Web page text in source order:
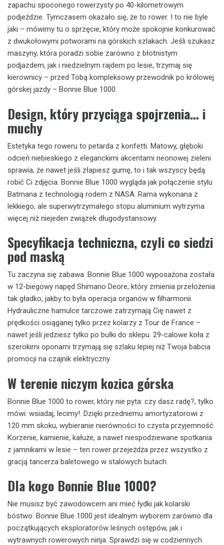
zapachu spoconego rowerzysty po 40-kilometrowym
podjeździe. Tymczasem okazało się, że to rower. I to nie byle
jaki – mówimy tu o sprzęcie, który może spokojnie konkurować
z dwukołowymi potworami na górskich szlakach. Jeśli szukasz
maszyny, która poradzi sobie zarówno z błotnistym
podjazdem, jak i niedzielnym rajdem po lesie, trzymaj się
kierownicy – przed Tobą kompleksowy przewodnik po królowej
górskej jazdy – Bonnie Blue 1000.
Design, który przyciąga spojrzenia… i
muchy
Estetyka tego roweru to petarda z konfetti. Matowy, głęboki
odcień niebieskiego z eleganckimi akcentami neonowej zieleni
sprawia, że nawet jeśli złapiesz gumę, to i tak wszyscy będą
robić Ci zdjęcia. Bonnie Blue 1000 wygląda jak połączenie stylu
Batmana z technologią rodem z NASA. Rama wykonana z
lekkiego, ale superwytrzymałego stopu aluminium wytrzyma
więcej niż niejeden związek długodystansowy.
Specyfikacja techniczna, czyli co siedzi
pod maską
Tu zaczyna się zabawa. Bonnie Blue 1000 wyposażona została
w 12-biegowy napęd Shimano Deore, który zmienia przełożenia
tak gładko, jakby to była operacja organów w filharmonii.
Hydrauliczne hamulce tarczowe zatrzymają Cię nawet z
prędkości osiąganej tylko przez kolarzy z Tour de France –
nawet jeśli jedziesz tylko po bułki do sklepu. 29-calowe koła z
szerokimi oponami trzymają się szlaku lepiej niż Twoja babcia
promocji na czajnik elektryczny.
W terenie niczym kozica górska
Bonnie Blue 1000 to rower, który nie pyta: czy dasz radę?, tylko
mówi: wsiadaj, lecimy!. Dzięki przedniemu amortyzatorowi z
120 mm skoku, wybieranie nierówności to czysta przyjemność.
Korzenie, kamienie, kałuże, a nawet niespodziewane spotkania
z jamnikami w lesie – ten rower przejeżdża przez wszystko z
gracją tancerza baletowego w stalowych butach.
Dla kogo Bonnie Blue 1000?
Nie musisz być zawodowcem ani mieć łydki jak kolarski
bóstwo. Bonnie Blue 1000 jest idealnym wyborem zarówno dla
początkujących eksploratorów leśnych ostępów, jak i
wytrawnych rowerowych ninja. Sprawdzi się w codziennych